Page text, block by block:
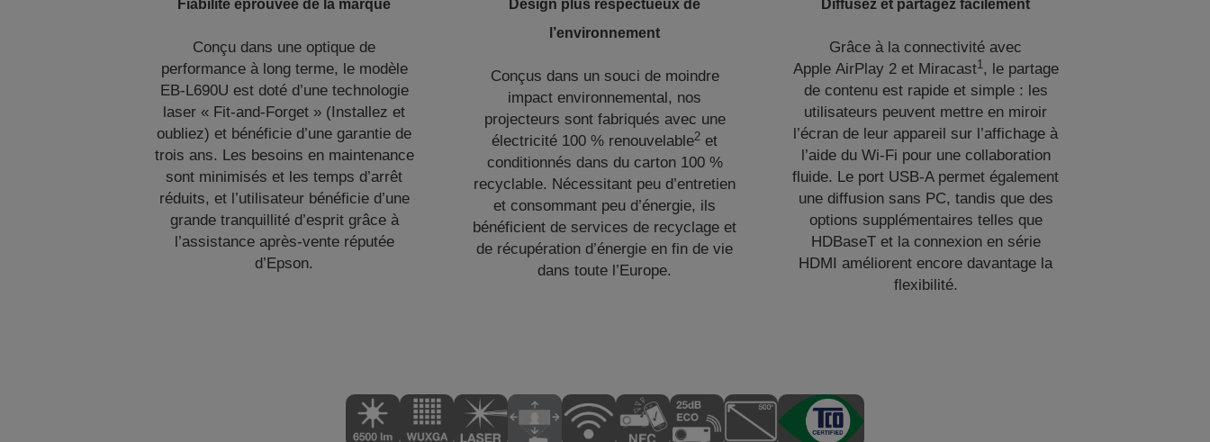
Fiabilité éprouvée de la marque
Conçu dans une optique de
performance à long terme, le modèle
EB-L690U est doté d’une technologie
laser « Fit-and-Forget » (Installez et
oubliez) et bénéficie d’une garantie de
trois ans. Les besoins en maintenance
sont minimisés et les temps d’arrêt
réduits, et l’utilisateur bénéficie d’une
grande tranquillité d’esprit grâce à
l’assistance après-vente réputée
d’Epson.
Design plus respectueux de
l’environnement
Conçus dans un souci de moindre
impact environnemental, nos
projecteurs sont fabriqués avec une
électricité 100 % renouvelable2 et
conditionnés dans du carton 100 %
recyclable. Nécessitant peu d’entretien
et consommant peu d’énergie, ils
bénéficient de services de recyclage et
de récupération d’énergie en fin de vie
dans toute l’Europe.
Diffusez et partagez facilement
Grâce à la connectivité avec
Apple AirPlay 2 et Miracast1, le partage
de contenu est rapide et simple : les
utilisateurs peuvent mettre en miroir
l’écran de leur appareil sur l’affichage à
l’aide du Wi-Fi pour une collaboration
fluide. Le port USB-A permet également
une diffusion sans PC, tandis que des
options supplémentaires telles que
HDBaseT et la connexion en série
HDMI améliorent encore davantage la
flexibilité.